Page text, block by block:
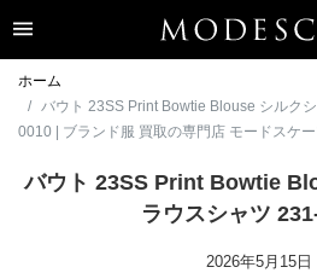
ホーム
バウト 23SS Print Bowtie Blouse シルク
0010 | ブランド服 買取の専門店 モードスケ
バウト 23SS Print Bowtie
ラウスシャツ
2026年5月15日